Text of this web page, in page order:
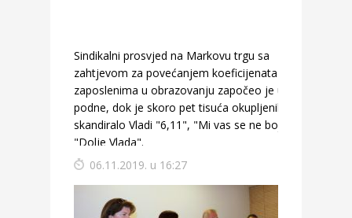
Sindikalni prosvjed na Markovu trgu sa
zahtjevom za povećanjem koeficijenata
zaposlenima u obrazovanju započeo je u
podne, dok je skoro pet tisuća okupljenih
skandiralo Vladi "6,11", "Mi vas se ne bojimo" i
"Dolje Vlada".
06.11.2019. u 16:27